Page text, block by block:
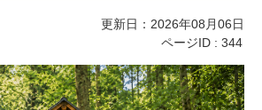
更新日：2026年08月06日
ページID : 344